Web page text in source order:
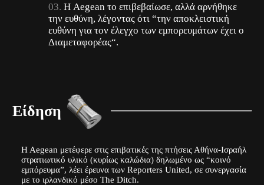
Η Aegean το επιβεβαίωσε, αλλά αρνήθηκε
την ευθύνη, λέγοντας ότι “την αποκλειστική
ευθύνη για τον έλεγχο των εμπορευμάτων έχει ο
Διαμεταφορέας“.
Είδηση
H Aegean μετέφερε στις επιβατικές της πτήσεις Αθήνα-Ισραήλ
στρατιωτικό υλικό (κυρίως καλώδια) δηλωμένο ως “κοινό
εμπόρευμα”, λέει έρευνα των Reporters United, σε συνεργασία
με το ιρλανδικό μέσο The Ditch.